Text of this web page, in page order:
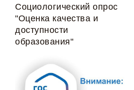
Социологический опрос
"Оценка качества и
доступности
образования"